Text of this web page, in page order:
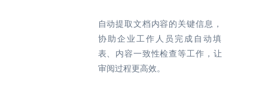
自动提取文档内容的关键信息，
协助企业工作人员完成自动填
表、内容一致性检查等工作，让
审阅过程更高效。